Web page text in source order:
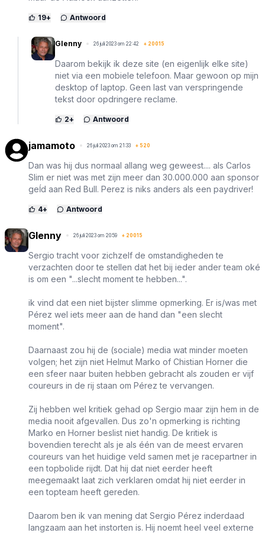
19+ Antwoord
Glenny 26 juli 2023 om 22:42 + 20015
Daarom bekijk ik deze site (en eigenlijk elke site)
niet via een mobiele telefoon. Maar gewoon op mijn
desktop of laptop. Geen last van verspringende
tekst door opdringere reclame.
2+ Antwoord
jamamoto 26 juli 2023 om 21:33 + 520
Dan was hij dus normaal allang weg geweest.... als Carlos
Slim er niet was met zijn meer dan 30.000.000 aan sponsor
geĺd aan Red Bull. Perez is niks anders als een paydriver!
4+ Antwoord
Glenny 26 juli 2023 om 20:59 + 20015
Sergio tracht voor zichzelf de omstandigheden te
verzachten door te stellen dat het bij ieder ander team oké
is om een "...slecht moment te hebben...".
ik vind dat een niet bijster slimme opmerking. Er is/was met
Pérez wel iets meer aan de hand dan "een slecht
moment".
Daarnaast zou hij de (sociale) media wat minder moeten
volgen; het zijn niet Helmut Marko of Chistian Horner die
een sfeer naar buiten hebben gebracht als zouden er vijf
coureurs in de rij staan om Pérez te vervangen.
Zij hebben wel kritiek gehad op Sergio maar zijn hem in de
media nooit afgevallen. Dus zo'n opmerking is richting
Marko en Horner beslist niet handig. De kritiek is
bovendien terecht als je als één van de meest ervaren
coureurs van het huidige veld samen met je racepartner in
een topbolide rijdt. Dat hij dat niet eerder heeft
meegemaakt laat zich verklaren omdat hij niet eerder in
een topteam heeft gereden.
Daarom ben ik van mening dat Sergio Pérez inderdaad
langzaam aan het instorten is. Hij noemt heel veel externe